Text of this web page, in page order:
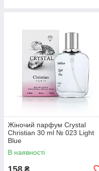
Жіночий парфум Crystal
Christian 30 ml № 023 Light
Blue
В наявності
158 ₴